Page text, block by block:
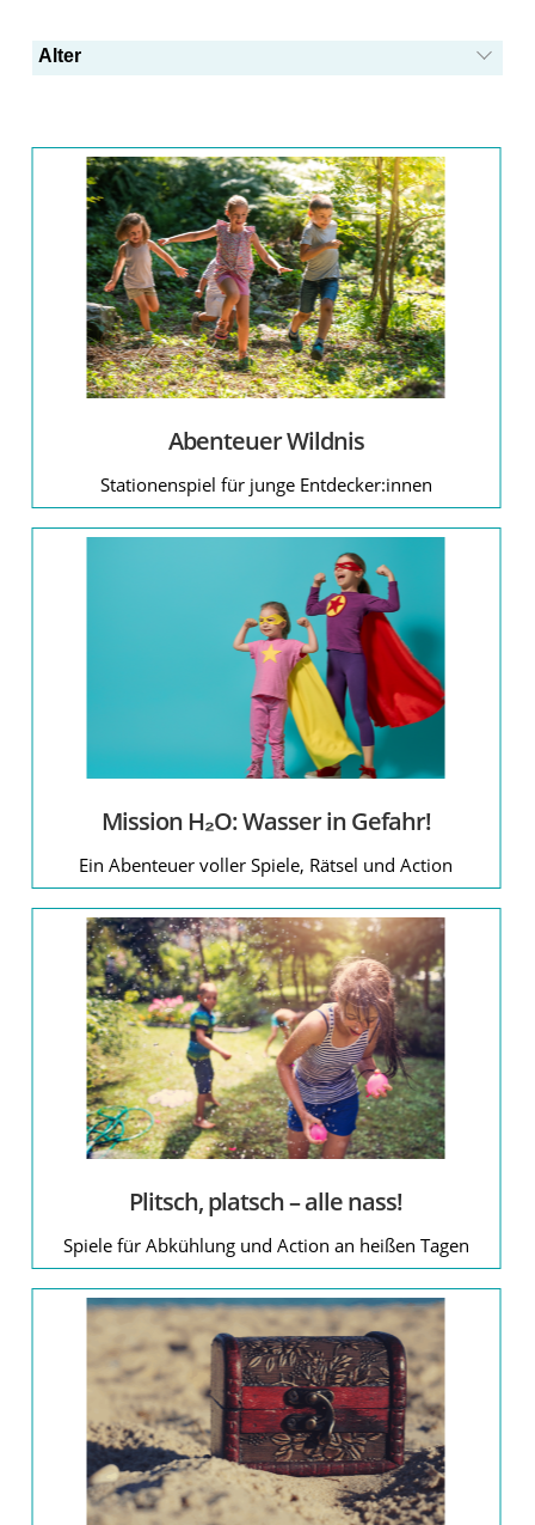
Frühling
Herbst
Kinderrechte
Kinderschutz
Kreativität
Länder der Welt
Minipastoral
Nachhaltigkeit
Ostern
Partizipation
Alter
Abenteuer Wildnis
Stationenspiel für junge Entdecker:innen
Mission H₂O: Wasser in Gefahr!
Ein Abenteuer voller Spiele, Rätsel und Action
Plitsch, platsch – alle nass!
Spiele für Abkühlung und Action an heißen Tagen